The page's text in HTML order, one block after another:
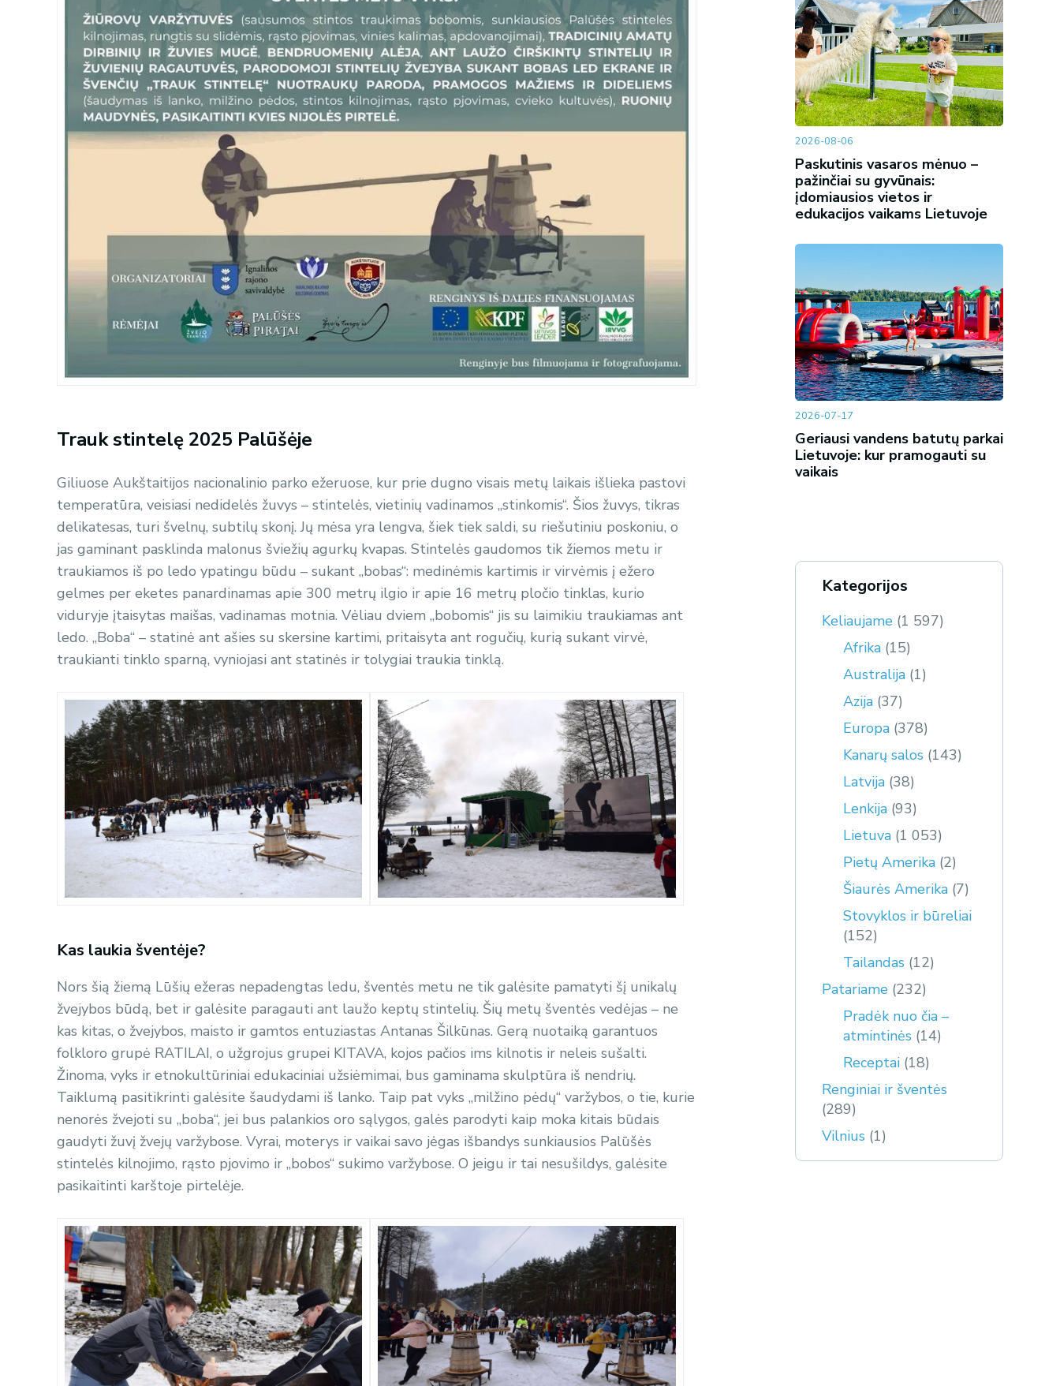
Trauk stintelę 2025 Palūšėje
Giliuose Aukštaitijos nacionalinio parko ežeruose, kur prie dugno visais metų laikais išlieka pastovi
temperatūra, veisiasi nedidelės žuvys – stintelės, vietinių vadinamos „stinkomis“. Šios žuvys, tikras
delikatesas, turi švelnų, subtilų skonį. Jų mėsa yra lengva, šiek tiek saldi, su riešutiniu poskoniu, o
jas gaminant pasklinda malonus šviežių agurkų kvapas. Stintelės gaudomos tik žiemos metu ir
traukiamos iš po ledo ypatingu būdu – sukant „bobas“: medinėmis kartimis ir virvėmis į ežero
gelmes per eketes panardinamas apie 300 metrų ilgio ir apie 16 metrų pločio tinklas, kurio
viduryje įtaisytas maišas, vadinamas motnia. Vėliau dviem „bobomis“ jis su laimikiu traukiamas ant
ledo. „Boba“ – statinė ant ašies su skersine kartimi, pritaisyta ant rogučių, kurią sukant virvė,
traukianti tinklo sparną, vyniojasi ant statinės ir tolygiai traukia tinklą.
Kas laukia šventėje?
Nors šią žiemą Lūšių ežeras nepadengtas ledu, šventės metu ne tik galėsite pamatyti šį unikalų
žvejybos būdą, bet ir galėsite paragauti ant laužo keptų stintelių. Šių metų šventės vedėjas – ne
kas kitas, o žvejybos, maisto ir gamtos entuziastas Antanas Šilkūnas. Gerą nuotaiką garantuos
folkloro grupė RATILAI, o užgrojus grupei KITAVA, kojos pačios ims kilnotis ir neleis sušalti.
Žinoma, vyks ir etnokultūriniai edukaciniai užsiėmimai, bus gaminama skulptūra iš nendrių.
Taiklumą pasitikrinti galėsite šaudydami iš lanko. Taip pat vyks „milžino pėdų“ varžybos, o tie, kurie
nenorės žvejoti su „boba“, jei bus palankios oro sąlygos, galės parodyti kaip moka kitais būdais
gaudyti žuvį žvejų varžybose. Vyrai, moterys ir vaikai savo jėgas išbandys sunkiausios Palūšės
stintelės kilnojimo, rąsto pjovimo ir „bobos“ sukimo varžybose. O jeigu ir tai nesušildys, galėsite
pasikaitinti karštoje pirtelėje.
2026-08-06
Paskutinis vasaros mėnuo –
pažinčiai su gyvūnais:
įdomiausios vietos ir
edukacijos vaikams Lietuvoje
2026-07-17
Geriausi vandens batutų parkai
Lietuvoje: kur pramogauti su
vaikais
Kategorijos
Keliaujame (1 597)
Afrika (15)
Australija (1)
Azija (37)
Europa (378)
Kanarų salos (143)
Latvija (38)
Lenkija (93)
Lietuva (1 053)
Pietų Amerika (2)
Šiaurės Amerika (7)
Stovyklos ir būreliai
(152)
Tailandas (12)
Patariame (232)
Pradėk nuo čia –
atmintinės (14)
Receptai (18)
Renginiai ir šventės
(289)
Vilnius (1)